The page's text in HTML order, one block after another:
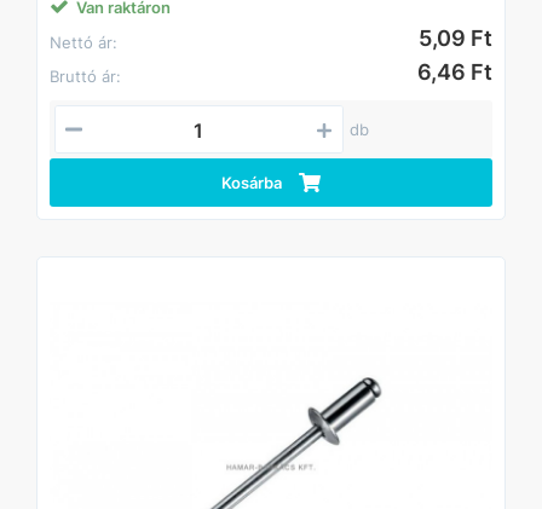
Van raktáron
Nettó ár:
5,09 Ft
Bruttó ár: 6,46 Ft
db
Kosárba